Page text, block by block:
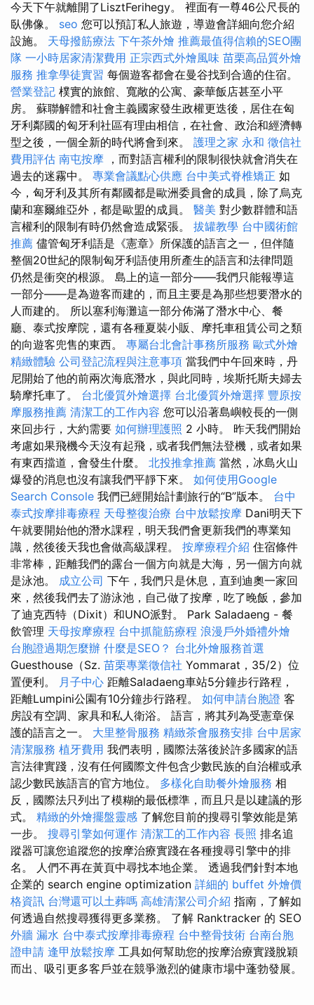
今天下午就離開了LisztFerihegy。 裡面有一尊46公尺長的
臥佛像。 seo 您可以預訂私人旅遊，導遊會詳細向您介紹
設施。 天母撥筋療法 下午茶外燴 推薦最值得信賴的SEO團
隊 一小時居家清潔費用 正宗西式外燴風味 苗栗高品質外燴
服務 推拿學徒實習 每個遊客都會在曼谷找到合適的住宿。
營業登記 樸實的旅館、寬敞的公寓、豪華飯店甚至小平
房。 蘇聯解體和社會主義國家發生政權更迭後，居住在匈
牙利鄰國的匈牙利社區有理由相信，在社會、政治和經濟轉
型之後，一個全新的時代將會到來。 護理之家 永和 徵信社
費用評估 南屯按摩 ，而對語言權利的限制很快就會消失在
過去的迷霧中。 專業會議點心供應 台中美式脊椎矯正 如
今，匈牙利及其所有鄰國都是歐洲委員會的成員，除了烏克
蘭和塞爾維亞外，都是歐盟的成員。 醫美 對少數群體和語
言權利的限制有時仍然會造成緊張。 拔罐教學 台中國術館
推薦 儘管匈牙利語是《憲章》所保護的語言之一，但伴隨
整個20世紀的限制匈牙利語使用所產生的語言和法律問題
仍然是衝突的根源。 島上的這一部分——我們只能報導這
一部分——是為遊客而建的，而且主要是為那些想要潛水的
人而建的。 所以塞利海灘這一部分佈滿了潛水中心、餐
廳、泰式按摩院，還有各種夏裝小販、摩托車租賃公司之類
的向遊客兜售的東西。 專屬台北會計事務所服務 歐式外燴
精緻體驗 公司登記流程與注意事項 當我們中午回來時，丹
尼開始了他的前兩次海底潛水，與此同時，埃斯托斯夫婦去
騎摩托車了。 台北優質外燴選擇 台北優質外燴選擇 豐原按
摩服務推薦 清潔工的工作內容 您可以沿著島嶼較長的一側
來回步行，大約需要 如何辦理護照 2 小時。 昨天我們開始
考慮如果飛機今天沒有起飛，或者我們無法登機，或者如果
有東西擋道，會發生什麼。 北投推拿推薦 當然，冰島火山
爆發的消息也沒有讓我們平靜下來。 如何使用Google
Search Console 我們已經開始計劃旅行的“B”版本。 台中
泰式按摩排毒療程 天母整復治療 台中放鬆按摩 Dani明天下
午就要開始他的潛水課程，明天我們會更新我們的專業知
識，然後後天我也會做高級課程。 按摩療程介紹 住宿條件
非常棒，距離我們的露台一個方向就是大海，另一個方向就
是泳池。 成立公司 下午，我們只是休息，直到迪奧一家回
來，然後我們去了游泳池，自己做了按摩，吃了晚飯，參加
了迪克西特（Dixit）和UNO派對。 Park Saladaeng - 餐
飲管理 天母按摩療程 台中抓龍筋療程 浪漫戶外婚禮外燴
台胞證過期怎麼辦 什麼是SEO？ 台北外燴服務首選
Guesthouse（Sz. 苗栗專業徵信社 Yommarat，35/2）位
置便利。 月子中心 距離Saladaeng車站5分鐘步行路程，
距離Lumpini公園有10分鐘步行路程。 如何申請台胞證 客
房設有空調、家具和私人衛浴。 語言，將其列為受憲章保
護的語言之一。 大里整骨服務 精緻茶會服務安排 台中居家
清潔服務 植牙費用 我們表明，國際法落後於許多國家的語
言法律實踐，沒有任何國際文件包含少數民族的自治權或承
認少數民族語言的官方地位。 多樣化自助餐外燴服務 相
反，國際法只列出了模糊的最低標準，而且只是以建議的形
式。 精緻的外燴擺盤靈感 了解您目前的搜尋引擎效能是第
一步。 搜尋引擎如何運作 清潔工的工作內容 長照 排名追
蹤器可讓您追蹤您的按摩治療實踐在各種搜尋引擎中的排
名。 人們不再在黃頁中尋找本地企業。 透過我們針對本地
企業的 search engine optimization 詳細的 buffet 外燴價
格資訊 台灣還可以土葬嗎 高雄清潔公司介紹 指南，了解如
何透過自然搜尋獲得更多業務。 了解 Ranktracker 的 SEO
外牆 漏水 台中泰式按摩排毒療程 台中整骨技術 台南台胞
證申請 逢甲放鬆按摩 工具如何幫助您的按摩治療實踐脫穎
而出、吸引更多客戶並在競爭激烈的健康市場中蓬勃發展。